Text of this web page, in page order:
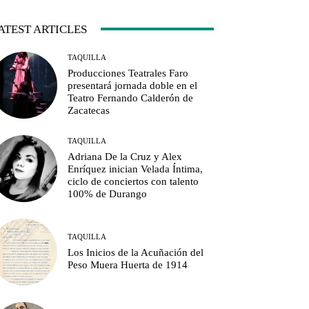
ARTICLES
TAQUILLA
Producciones Teatrales Faro
presentará jornada doble en el
Teatro Fernando Calderón de
Zacatecas
TAQUILLA
Adriana De la Cruz y Alex
Enríquez inician Velada Íntima,
ciclo de conciertos con talento
100% de Durango
TAQUILLA
Los Inicios de la Acuñación del
Peso Muera Huerta de 1914